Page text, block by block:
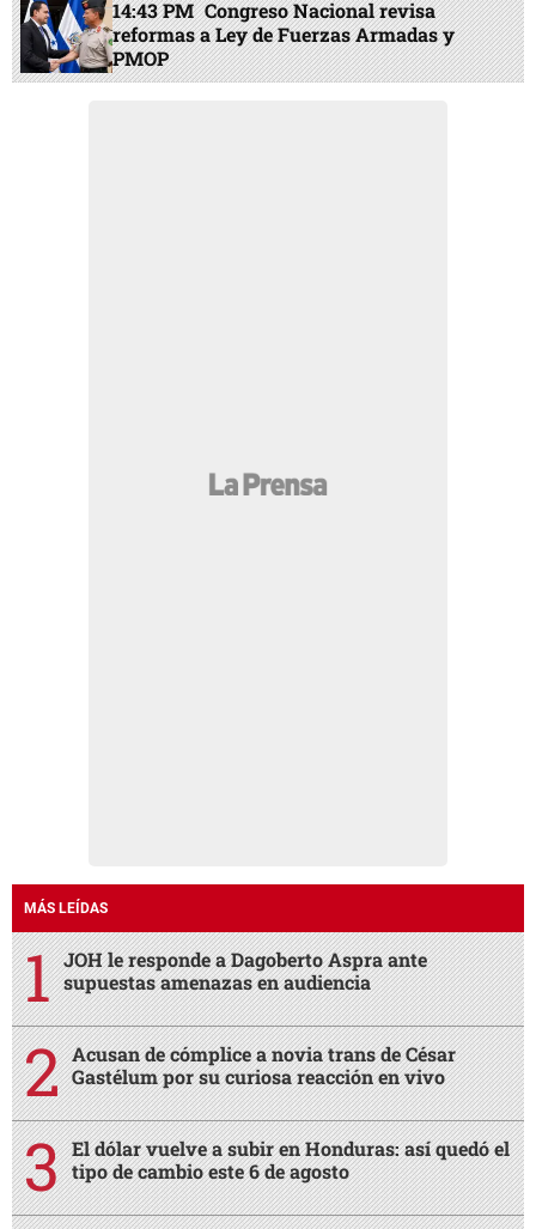
14:43 PM Congreso Nacional revisa
reformas a Ley de Fuerzas Armadas y
PMOP
MÁS LEÍDAS
JOH le responde a Dagoberto Aspra ante
supuestas amenazas en audiencia
Acusan de cómplice a novia trans de César
Gastélum por su curiosa reacción en vivo
El dólar vuelve a subir en Honduras: así quedó el
tipo de cambio este 6 de agosto